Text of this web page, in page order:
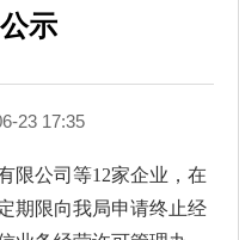
示
23 17:35
限公司等12家企业，在
期限向我局申请终止经